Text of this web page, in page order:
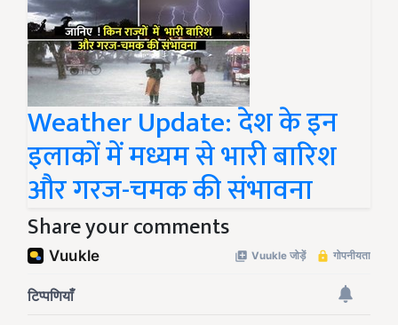
Weather Update: देश के इन
इलाकों में मध्यम से भारी बारिश
और गरज-चमक की संभावना
Share your comments